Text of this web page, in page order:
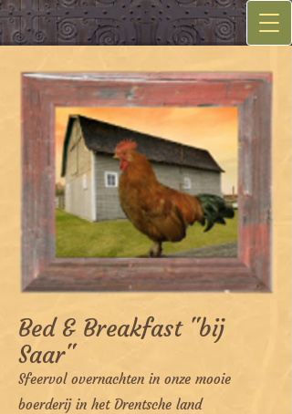
Bed & Breakfast "bij
Saar"
Sfeervol overnachten in onze mooie
boerderij in het Drentsche land